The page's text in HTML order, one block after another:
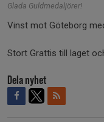
Glada Guldmedaljörer!
Vinst mot Göteborg
Stort Grattis till laget
Dela nyhet